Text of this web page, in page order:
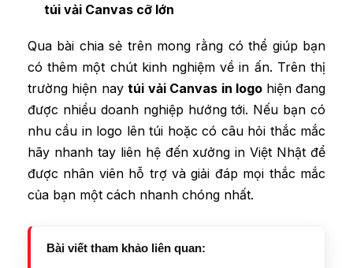
túi vải Canvas cỡ lớn
Qua bài chia sẻ trên mong rằng có thể giúp bạn
có thêm một chút kinh nghiệm về in ấn. Trên thị
trường hiện naytúi vải Canvas in logo hiện đang
được nhiều doanh nghiệp hướng tới. Nếu bạn có
nhu cầu in logo lên túi hoặc có câu hỏi thắc mắc
hãy nhanh tay liên hệ đến xưởng in Việt Nhật để
được nhân viên hỗ trợ và giải đáp mọi thắc mắc
của bạn một cách nhanh chóng nhất.
Bài viết tham khảo liên quan: